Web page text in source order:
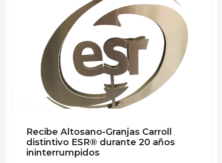
Recibe Altosano-Granjas Carroll
distintivo ESR® durante 20 años
ininterrumpidos